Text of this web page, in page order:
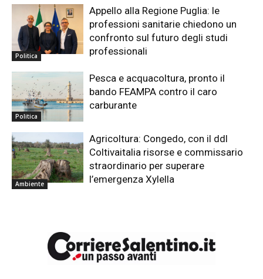
Politica
Appello alla Regione Puglia: le
professioni sanitarie chiedono un
confronto sul futuro degli studi
professionali
Politica
Pesca e acquacoltura, pronto il
bando FEAMPA contro il caro
carburante
Ambiente
Agricoltura: Congedo, con il ddl
Coltivaitalia risorse e commissario
straordinario per superare
l’emergenza Xylella